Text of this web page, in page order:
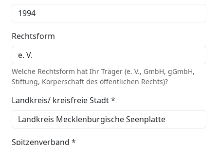
Rechtsform
Welche Rechtsform hat Ihr Träger (e. V., GmbH, gGmbH,
Stiftung, Körperschaft des öffentlichen Rechts)?
Landkreis/ kreisfreie Stadt *
Spitzenverband *